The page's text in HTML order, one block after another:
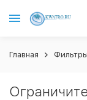
Главная